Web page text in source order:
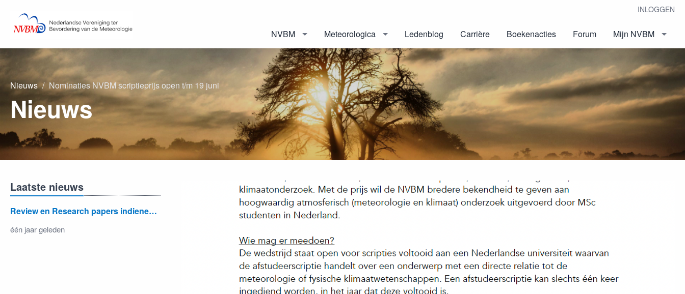
INLOGGEN
NVBM Meteorologica Ledenblog Carrière Boekenacties Forum Mijn NVBM
Nieuws Nominaties NVBM scriptieprijs open t/m 19 juni
Nieuws
Laatste nieuws
Review en Research papers indienen kan nu in Journal of the European Meteorological Society
één jaar geleden